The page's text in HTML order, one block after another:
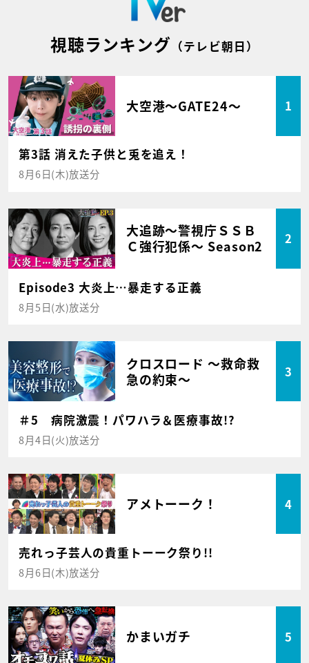
視聴ランキング （テレビ朝日）
大空港～GATE24～ 1
第3話 消えた子供と兎を追え！
8月6日(木)放送分
大追跡～警視庁ＳＳＢ
Ｃ強行犯係～ Season2
2
Episode3 大炎上…暴走する正義
8月5日(水)放送分
クロスロード ～救命救
急の約束～
3
＃5 病院激震！パワハラ＆医療事故!?
8月4日(火)放送分
アメトーーク！ 4
売れっ子芸人の貴重トーーク祭り!!
8月6日(木)放送分
かまいガチ 5